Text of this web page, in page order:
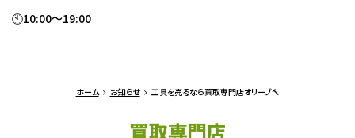
🕙10:00～19:00
ホーム お知らせ 工具を売るなら買取専門店オリーブ🔨